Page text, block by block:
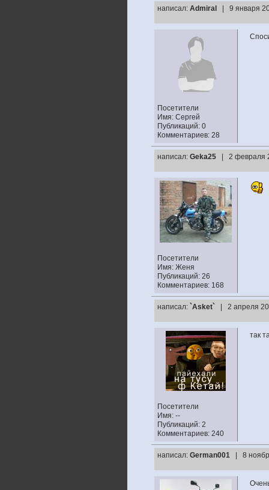
написал: Admiral | 9 января
Посетители
Имя: Сергей
Публикаций: 0
Комментариев: 28
написал: Geka25 | 2
Посетители
Имя: Женя
Публикаций: 26
Комментариев: 168
написал: `Asket` | 2 апреля
Посетители
Имя: --
Публикаций: 2
Комментариев: 240
так
написал: German001 | 8